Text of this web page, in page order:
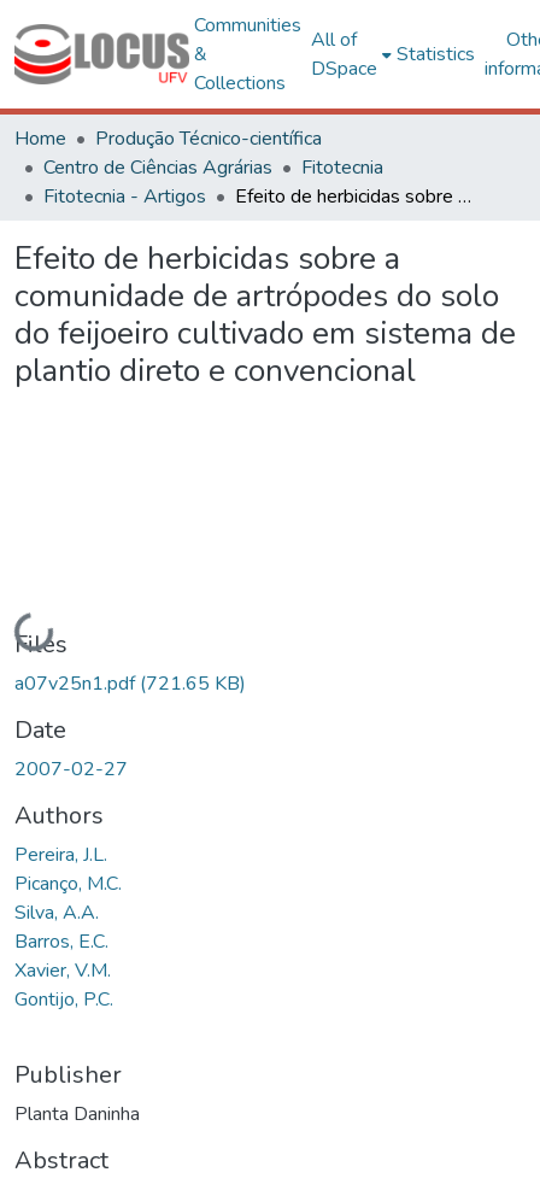
Communities
&
Collections
All of
DSpace
Statistics
Home
Produção Técnico-científica
Centro de Ciências Agrárias
Fitotecnia
Fitotecnia - Artigos
Efeito de herbicidas sobre a comunidade de artrópodes do solo do feijoeiro cultivado em sistema de plantio direto e convencional
Efeito de herbicidas sobre a
comunidade de artrópodes do solo
do feijoeiro cultivado em sistema de
plantio direto e convencional
Loading...
Files
a07v25n1.pdf(721.65 KB)
Date
2007-02-27
Authors
Pereira, J.L.
Picanço, M.C.
Silva, A.A.
Barros, E.C.
Xavier, V.M.
Gontijo, P.C.
Publisher
Planta Daninha
Abstract